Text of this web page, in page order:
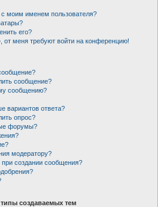
моим именем пользователя?
его?
от меня требуют войти на конференцию!
сообщение?
сообщению?
вариантов ответа?
опрос?
форумы?
модератору?
при создании сообщения?
создаваемых тем